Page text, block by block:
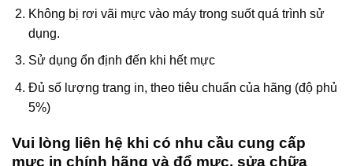
Không bị rơi vãi mực vào máy trong suốt quá trình sử
dụng.
Sử dụng ổn định đến khi hết mực
Đủ số lượng trang in, theo tiêu chuẩn của hãng (độ phủ
5%)
Vui lòng liên hệ khi có nhu cầu cung cấp
mực in chính hãng và đổ mực, sửa chữa